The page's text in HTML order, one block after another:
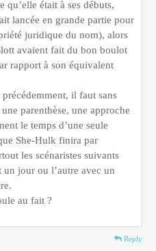
qu’elle était à ses débuts,
lancée en grande partie pour
juridique du nom), alors
avaient fait du bon boulot
rapport à son équivalent
il faut sans
parenthèse, une approche
le temps d’une seule
She-Hulk finira par
les scénaristes suivants
jour ou l’autre avec un
au fait ?
Reply